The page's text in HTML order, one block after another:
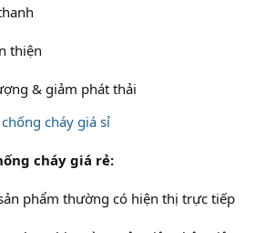
thiện
& giảm phát thải
cháy giá sỉ
cháy giá rẻ:
phẩm thường có hiện thị trực tiếp